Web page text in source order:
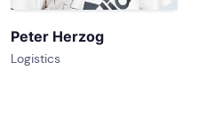
Peter Herzog
Logistics